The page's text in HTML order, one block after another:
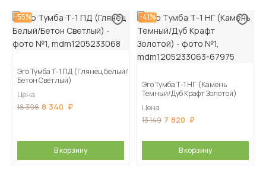
-55%
Эго Тумба Т-1 ПД (Глянец Белый/
Бетон Светлый)
Цена
18 396 8 340
В корзину
-41%
Эго Тумба Т-1 НГ (Камень
Темный/Дуб Крафт Золотой)
Цена
13 149 7 820
В корзину